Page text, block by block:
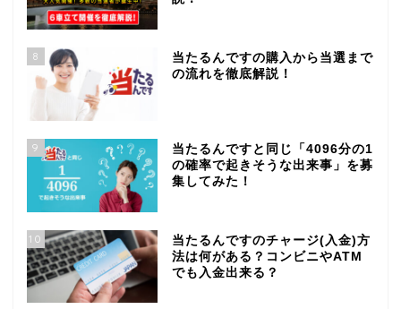
8
当たるんですの購入から当選まで
の流れを徹底解説！
9
当たるんですと同じ「4096分の1
の確率で起きそうな出来事」を募
集してみた！
10
当たるんですのチャージ(入金)方
法は何がある？コンビニやATM
でも入金出来る？